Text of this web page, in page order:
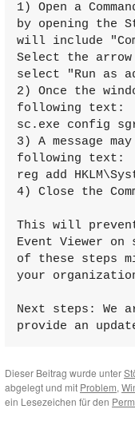
1) Open a
by opening the
will include
Select the
select "Run as
2) Once the
following text:
sc.exe config
3) A message
following text:
reg add
4) Close the
This will
Event Viewer
of these steps
your
Next steps: We
provide an
Dieser Beitrag wurde unter
abgelegt und mit Problem,
ein Lesezeichen für den